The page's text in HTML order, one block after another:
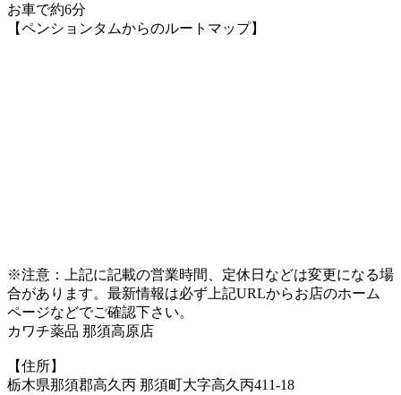
お車で約6分
【ペンションタムからのルートマップ】
※注意：上記に記載の営業時間、定休日などは変更になる場
合があります。最新情報は必ず上記URLからお店のホーム
ページなどでご確認下さい。
カワチ薬品 那須高原店
【住所】
栃木県那須郡高久丙 那須町大字高久丙411-18